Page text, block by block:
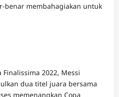
benar membahagiakan untuk
2022, Messi
dua titel juara bersama
memenangkan Copa